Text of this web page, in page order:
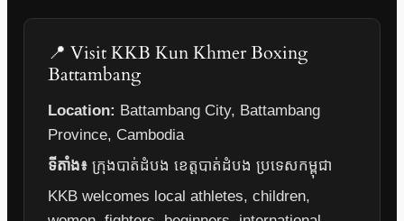
📍 Visit KKB Kun Khmer Boxing
Battambang
Location: Battambang City, Battambang
Province, Cambodia
ទីតាំង៖ ក្រុងបាត់ដំបង ខេត្តបាត់ដំបង ប្រទេសកម្ពុជា
KKB welcomes local athletes, children,